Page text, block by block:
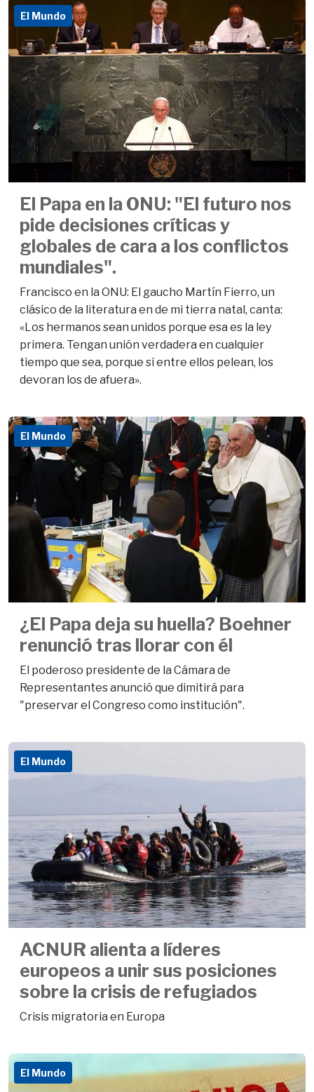
El Mundo
El Papa en la ONU: "El futuro nos
pide decisiones críticas y
globales de cara a los conflictos
mundiales".
Francisco en la ONU: El gaucho Martín Fierro, un
clásico de la literatura en de mi tierra natal, canta:
«Los hermanos sean unidos porque esa es la ley
primera. Tengan unión verdadera en cualquier
tiempo que sea, porque si entre ellos pelean, los
devoran los de afuera».
El Mundo
¿El Papa deja su huella? Boehner
renunció tras llorar con él
El poderoso presidente de la Cámara de
Representantes anunció que dimitirá para
"preservar el Congreso como institución".
El Mundo
ACNUR alienta a líderes
europeos a unir sus posiciones
sobre la crisis de refugiados
Crisis migratoria en Europa
El Mundo